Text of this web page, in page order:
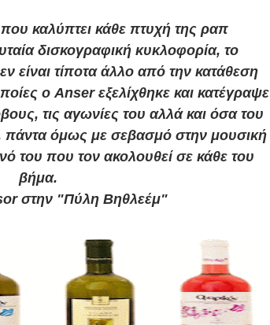
καλύπτει κάθε πτυχή της ραπ
δισκογραφική κυκλοφορία, το
είναι τίποτα άλλο από την κατάθεση
ο Anser εξελίχθηκε και κατέγραψε
τις αγωνίες του αλλά και όσα του
πάντα όμως με σεβασμό στην μουσική
του που τον ακολουθεί σε κάθε του
βήμα.
στην "Πύλη Βηθλεέμ"